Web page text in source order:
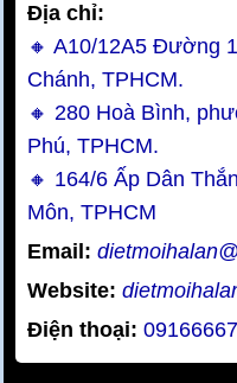
Địa chỉ:
🔸 A10/12A5 Đường
Chánh, TPHCM.
🔸 280 Hoà Bình,
Phú, TPHCM.
🔸 164/6 Ấp Dân
Môn, TPHCM
Email:
Website:
Điện thoại: